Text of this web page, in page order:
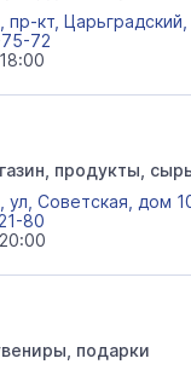
Йошки
кт,
72
продукты,
​мясо,
Советская, дом
80
подарки